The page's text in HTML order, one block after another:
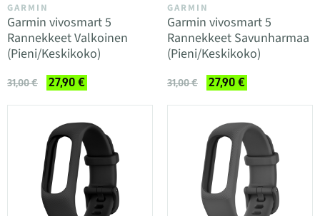
GARMIN
Garmin vivosmart 5
Rannekkeet Valkoinen
(Pieni/Keskikoko)
31,00 € 27,90 €
GARMIN
Garmin vivosmart 5
Rannekkeet Savunharmaa
(Pieni/Keskikoko)
31,00 € 27,90 €